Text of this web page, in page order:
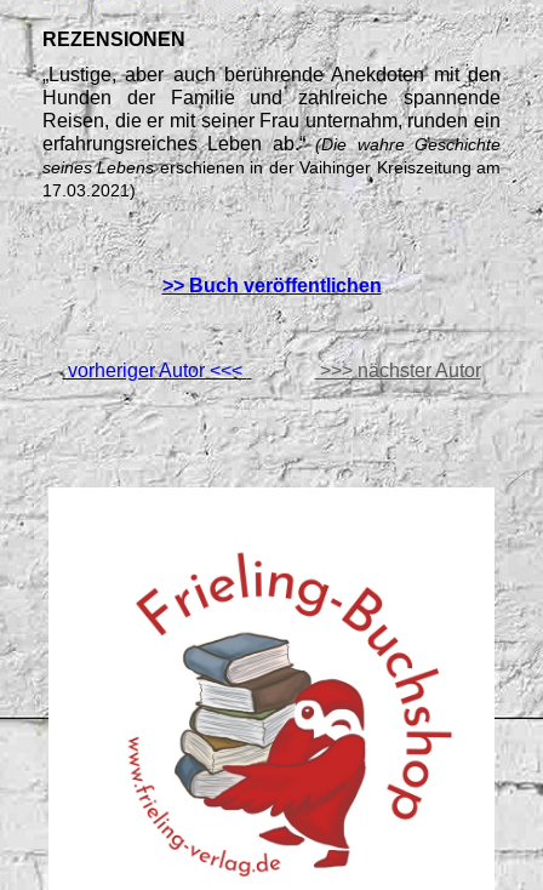
REZENSIONEN
„Lustige, aber auch berührende Anekdoten mit den
Hunden der Familie und zahlreiche spannende
Reisen, die er mit seiner Frau unternahm, runden ein
erfahrungsreiches Leben ab.“(Die wahre Geschichte
seines Lebenserschienen in der Vaihinger Kreiszeitung am
17.03.2021)
>> Buch veröffentlichen
vorheriger Autor <<< >>> nächster Autor